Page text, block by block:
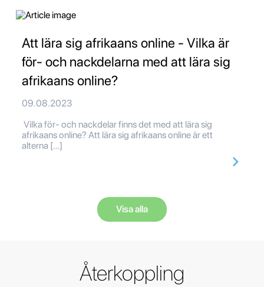
Att lära sig afrikaans online - Vilka är
för- och nackdelarna med att lära sig
afrikaans online?
09.08.2023
Vilka för- och nackdelar finns det med att lära sig
afrikaans online? Att lära sig afrikaans online är ett
alterna […]
Visa alla
Återkoppling